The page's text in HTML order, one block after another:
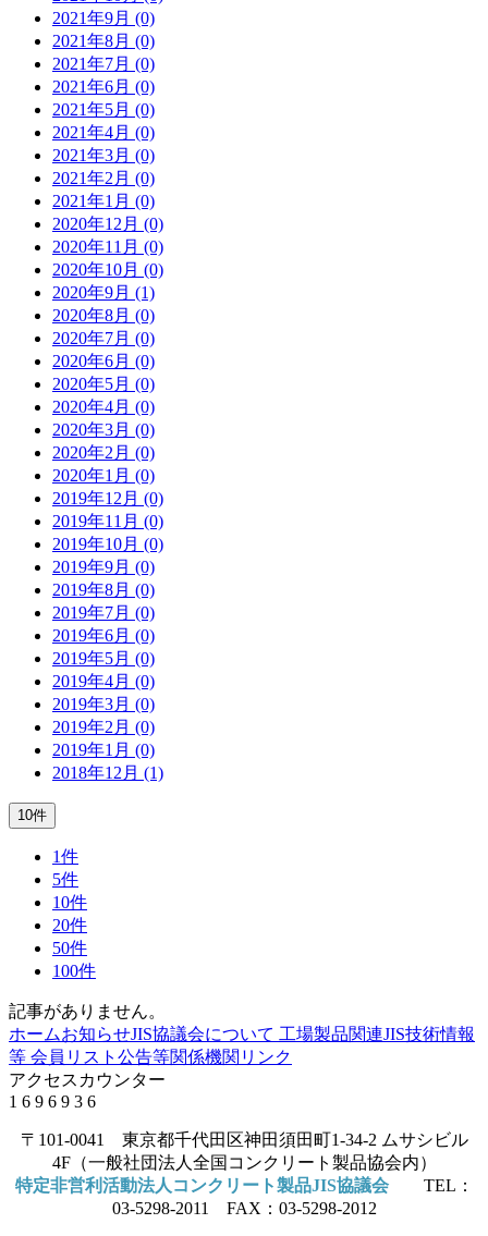
2021年9月 (0)
2021年8月 (0)
2021年7月 (0)
2021年6月 (0)
2021年5月 (0)
2021年4月 (0)
2021年3月 (0)
2021年2月 (0)
2021年1月 (0)
2020年12月 (0)
2020年11月 (0)
2020年10月 (0)
2020年9月 (1)
2020年8月 (0)
2020年7月 (0)
2020年6月 (0)
2020年5月 (0)
2020年4月 (0)
2020年3月 (0)
2020年2月 (0)
2020年1月 (0)
2019年12月 (0)
2019年11月 (0)
2019年10月 (0)
2019年9月 (0)
2019年8月 (0)
2019年7月 (0)
2019年6月 (0)
2019年5月 (0)
2019年4月 (0)
2019年3月 (0)
2019年2月 (0)
2019年1月 (0)
2018年12月 (1)
10件
1件
5件
10件
20件
50件
100件
記事がありません。
ホームお知らせJIS協議会について 工場製品関連JIS技術情報
等 会員リスト 公告等関係機関リンク
アクセスカウンター
1 6 9 6 9 3 6
〒101-0041 東京都千代田区神田須田町1-34-2 ムサシビル
4F（一般社団法人全国コンクリート製品協会内）
特定非営利活動法人コンクリート製品JIS協議会 TEL：
03-5298-2011 FAX：03-5298-2012